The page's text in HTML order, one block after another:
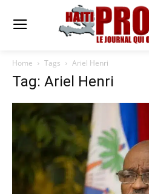
Home Tags Ariel Henri
Tag: Ariel Henri